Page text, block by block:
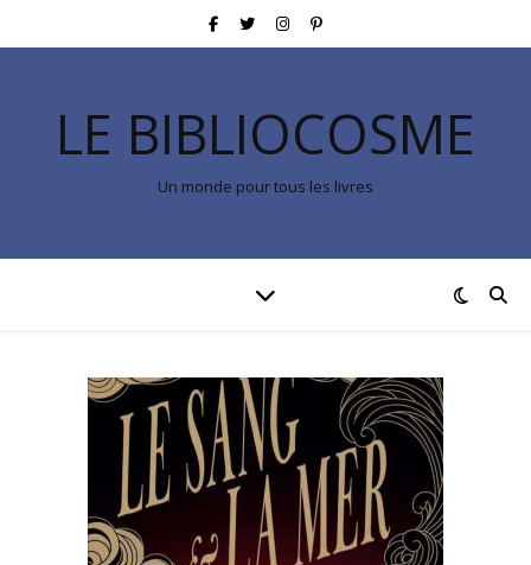
LE BIBLIOCOSME
Un monde pour tous les livres